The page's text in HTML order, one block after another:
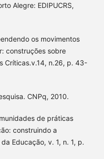
Alegre: EDIPUCRS,
os movimentos
construções sobre
Críticas.v.14, n.26, p. 43-
CNPq, 2010.
de práticas
construindo a
Educação, v. 1, n. 1, p.